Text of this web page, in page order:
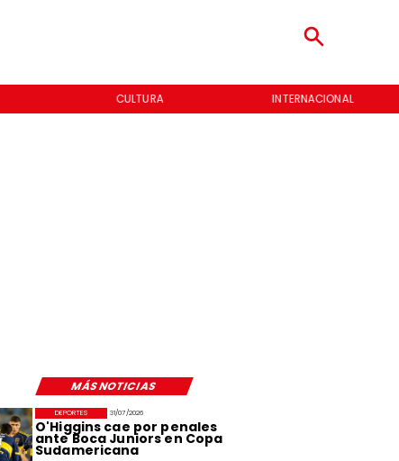
CULTURA INTERNACIONAL
MÁS NOTICIAS
31/07/2026
O'Higgins cae por penales
ante Boca Juniors en Copa
Sudamericana
DEPORTES